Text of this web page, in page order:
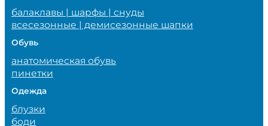
балаклавы | шарфы | снуды
всесезонные | демисезонные шапки
Обувь
анатомическая обувь
пинетки
Одежда
блузки
боди